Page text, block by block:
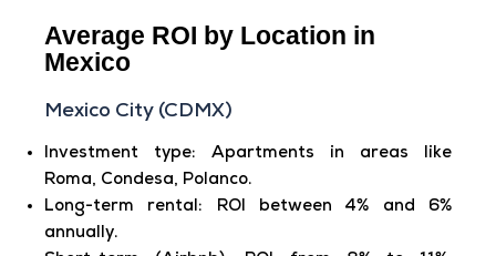
Average ROI by Location in
Mexico
Mexico City (CDMX)
Investment type: Apartments in areas like
Roma, Condesa, Polanco.
Long-term rental: ROI between4% and 6%
annually.